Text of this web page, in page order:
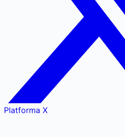
Platforma X